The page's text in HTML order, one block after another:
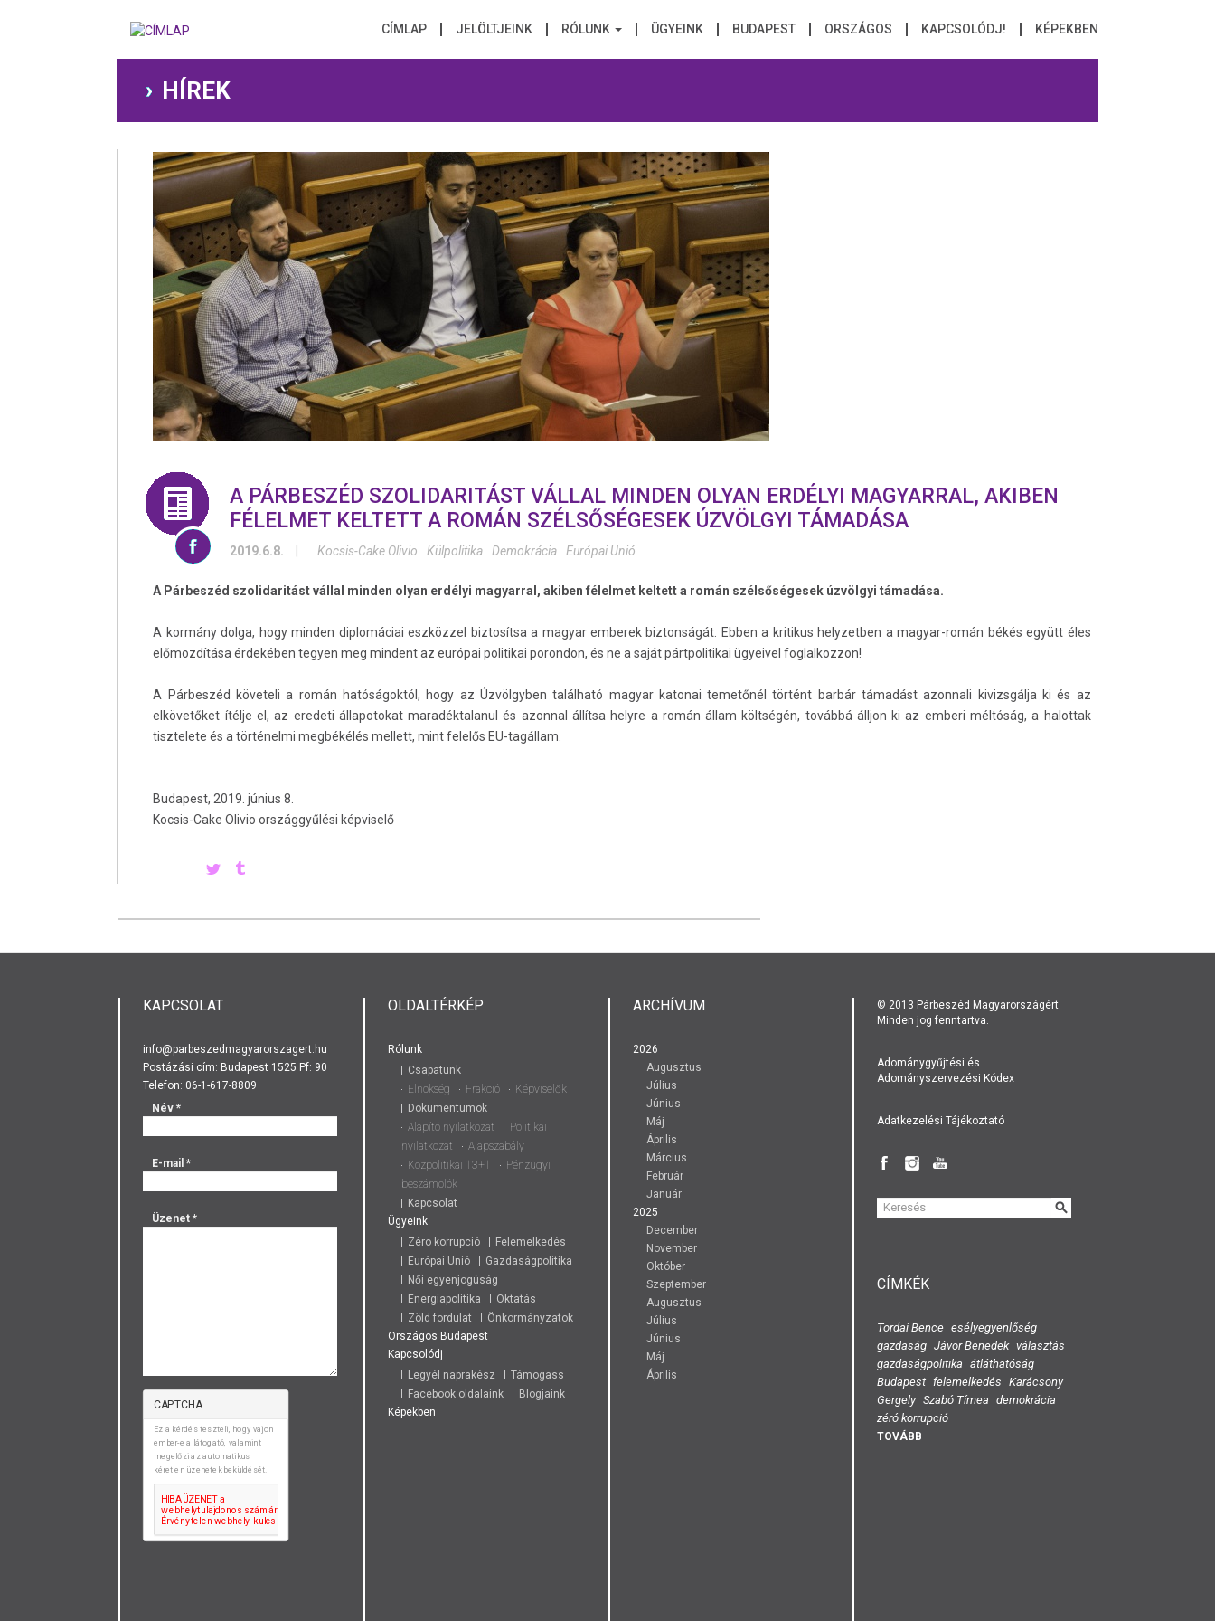
CÍMLAP JELÖLTJEINK RÓLUNK ÜGYEINK BUDAPEST ORSZÁGOS KAPCSOLÓDJ! KÉPEKBEN
HÍREK
A PÁRBESZÉD SZOLIDARITÁST VÁLLAL MINDEN OLYAN ERDÉLYI MAGYARRAL, AKIBEN
FÉLELMET KELTETT A ROMÁN SZÉLSŐSÉGESEK ÚZVÖLGYI TÁMADÁSA
2019.6.8. Kocsis-Cake Olivio Külpolitika Demokrácia Európai Unió
A Párbeszéd szolidaritást vállal minden olyan erdélyi magyarral, akiben félelmet keltett a román szélsőségesek úzvölgyi támadása.
A kormány dolga, hogy minden diplomáciai eszközzel biztosítsa a magyar emberek biztonságát. Ebben a kritikus helyzetben a magyar-román békés együtt éles
előmozdítása érdekében tegyen meg mindent az európai politikai porondon, és ne a saját pártpolitikai ügyeivel foglalkozzon!
A Párbeszéd követeli a román hatóságoktól, hogy az Úzvölgyben található magyar katonai temetőnél történt barbár támadást azonnali kivizsgálja ki és az
elkövetőket ítélje el, az eredeti állapotokat maradéktalanul és azonnal állítsa helyre a román állam költségén, továbbá álljon ki az emberi méltóság, a halottak
tisztelete és a történelmi megbékélés mellett, mint felelős EU-tagállam.
Budapest, 2019. június 8.
Kocsis-Cake Olivio országgyűlési képviselő
KAPCSOLAT
info@parbeszedmagyarorszagert.hu
Postázási cím: Budapest 1525 Pf: 90
Telefon: 06-1-617-8809
Név *
E-mail *
Üzenet *
CAPTCHA
Ez a kérdés teszteli, hogy vajon
ember-e a látogató, valamint
megelőzi az automatikus
kéretlen üzenetek beküldését.
OLDALTÉRKÉP
Rólunk
Csapatunk
Elnökség
Frakció
Képviselők
Dokumentumok
Alapító nyilatkozat
Politikai
nyilatkozat
Alapszabály
Közpolitikai 13+1
Pénzügyi
beszámolók
Kapcsolat
Ügyeink
Zéro korrupció
Felemelkedés
Európai Unió
Gazdaságpolitika
Női egyenjogúság
Energiapolitika
Oktatás
Zöld fordulat
Önkormányzatok
Országos Budapest
Kapcsolódj
Legyél naprakész
Támogass
Facebook oldalaink
Blogjaink
Képekben
ARCHÍVUM
2026
Augusztus
Július
Június
Máj
Április
Március
Február
Január
2025
December
November
Október
Szeptember
Augusztus
Július
Június
Máj
Április
© 2013 Párbeszéd Magyarországért
Minden jog fenntartva.
Adománygyűjtési és
Adományszervezési Kódex
Adatkezelési Tájékoztató
KERESÉS
ŰRLAP
CÍMKÉK
Tordai Bence esélyegyenlőség
gazdaság Jávor Benedek választás
gazdaságpolitika átláthatóság
Budapest felemelkedés Karácsony
Gergely Szabó Tímea demokrácia
zéró korrupció
TOVÁBB